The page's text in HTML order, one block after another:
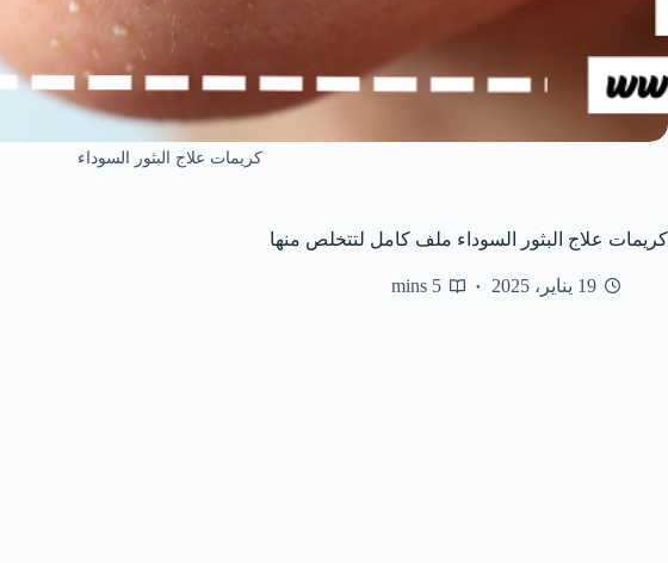
كريمات علاج البثور السوداء
كريمات علاج البثور السوداء ملف كامل لتتخلص منها
19 يناير، 2025 5 mins